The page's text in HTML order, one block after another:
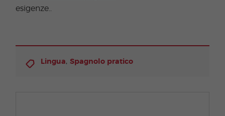
esigenze..
Lingua, Spagnolo pratico